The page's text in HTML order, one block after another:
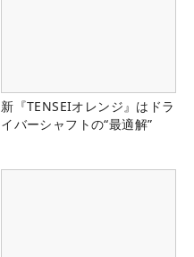
新『TENSEIオレンジ』はドラ
イバーシャフトの“最適解”